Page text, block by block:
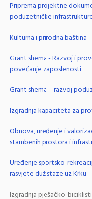
Priprema projektne
poduzetničke
Kulturna i prirodna baština
Grant shema - Razvoj i
povećanje zaposlenosti
Grant shema – razvoj
Izgradnja kapaciteta za
Obnova, uređenje i
stambenih prostora i
Uređenje sportsko-
rasvjete duž staze uz Krku
Izgradnja pješačko-